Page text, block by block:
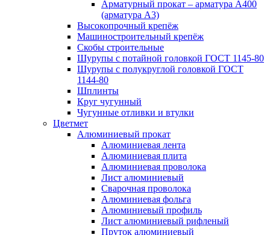
Арматурный прокат – арматура А400
(арматура А3)
Высокопрочный крепёж
Машиностроительный крепёж
Скобы строительные
Шурупы с потайной головкой ГОСТ 1145-80
Шурупы с полукруглой головкой ГОСТ
1144-80
Шплинты
Круг чугунный
Чугунные отливки и втулки
Цветмет
Алюминиевый прокат
Алюминиевая лента
Алюминиевая плита
Алюминиевая проволока
Лист алюминиевый
Сварочная проволока
Алюминиевая фольга
Алюминиевый профиль
Лист алюминиевый рифленый
Пруток алюминиевый